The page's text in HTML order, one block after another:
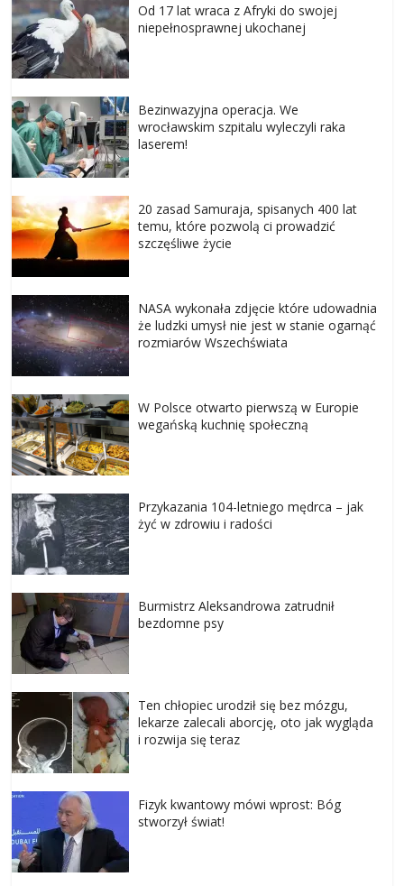
Od 17 lat wraca z Afryki do swojej
niepełnosprawnej ukochanej
Bezinwazyjna operacja. We
wrocławskim szpitalu wyleczyli raka
laserem!
20 zasad Samuraja, spisanych 400 lat
temu, które pozwolą ci prowadzić
szczęśliwe życie
NASA wykonała zdjęcie które udowadnia
że ludzki umysł nie jest w stanie ogarnąć
rozmiarów Wszechświata
W Polsce otwarto pierwszą w Europie
wegańską kuchnię społeczną
Przykazania 104-letniego mędrca – jak
żyć w zdrowiu i radości
Burmistrz Aleksandrowa zatrudnił
bezdomne psy
Ten chłopiec urodził się bez mózgu,
lekarze zalecali aborcję, oto jak wygląda
i rozwija się teraz
Fizyk kwantowy mówi wprost: Bóg
stworzył świat!